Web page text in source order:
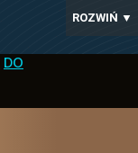
ROZWIŃ ▼
DO